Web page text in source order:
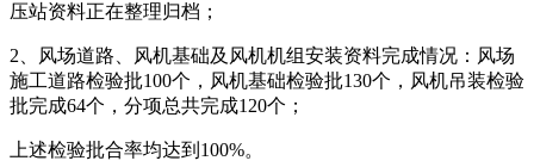
压站资料正在整理归档；
2、风场道路、风机基础及风机机组安装资料完成情况：风场
施工道路检验批100个，风机基础检验批130个，风机吊装检验
批完成64个，分项总共完成120个；
上述检验批合率均达到100%。